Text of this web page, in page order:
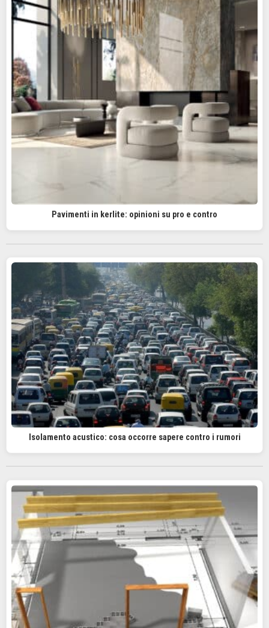
Pavimenti in kerlite: opinioni su pro e contro
Isolamento acustico: cosa occorre sapere contro i rumori